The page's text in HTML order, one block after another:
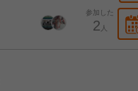
参加した
2 人